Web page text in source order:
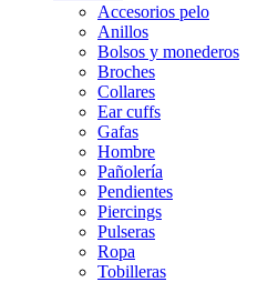
Accesorios pelo
Anillos
Bolsos y monederos
Broches
Collares
Ear cuffs
Gafas
Hombre
Pañolería
Pendientes
Piercings
Pulseras
Ropa
Tobilleras